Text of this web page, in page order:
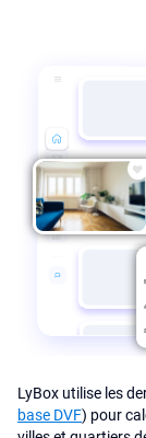
LyBox utilise les
base DVF) pour